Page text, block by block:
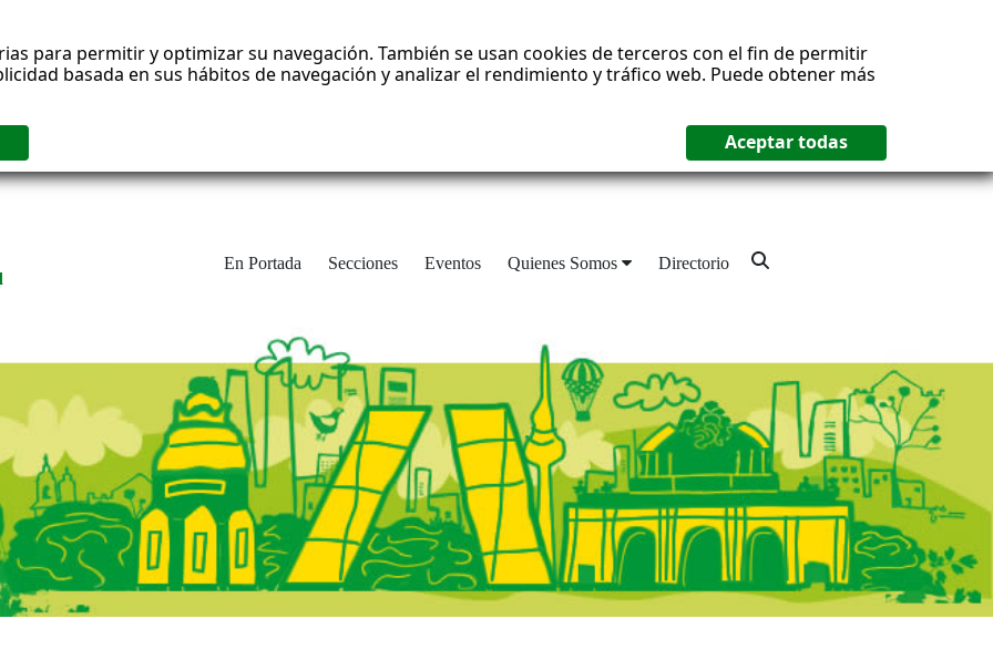
para permitir y optimizar su navegación. También se usan cookies de terceros con el fin de permitir
basada en sus hábitos de navegación y analizar el rendimiento y tráfico web. Puede obtener más
En Portada Secciones Eventos Quienes Somos Directorio